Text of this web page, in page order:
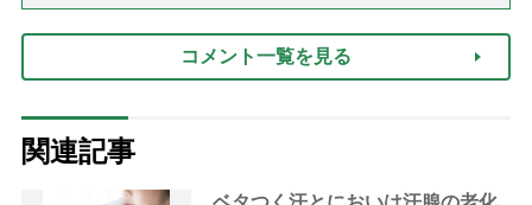
の夏ネックレス」上品＆涼しげ
に見せる4つの法則）
コメント一覧を見る
関連記事